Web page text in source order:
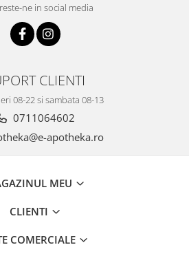
ne in social media
CLIENTI
08-22 si sambata 08-13
0711064602
apotheka.ro
MEU
CLIENTI
COMERCIALE